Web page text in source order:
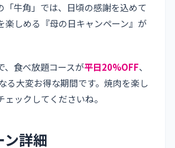
「牛角」では、日頃の感謝を込めて
楽しめる『母の日キャンペーン』が
、食べ放題コースが平日20%OFF、
る大変お得な期間です。焼肉を楽し
ックしてくださいね。
ン詳細